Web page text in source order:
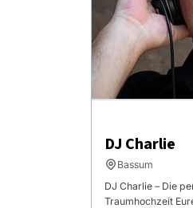
DJ Charlie
Bassum
DJ Charlie – Die
Traumhochzeit